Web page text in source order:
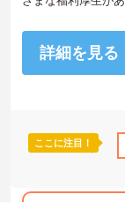
ポート 研修制度
ご興味ある方には
たしますのでお気
詳細を見る
ここに注目！